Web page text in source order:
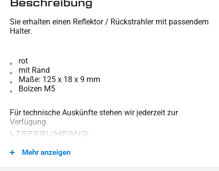
Sie erhalten einen Reflektor / Rückstrahler mit passendem
Halter.
rot
mit Rand
Maße: 125 x 18 x 9 mm
Bolzen M5
Für technische Auskünfte stehen wir jederzeit zur
Verfügung.
LIEFERUMFANG:
1x Reflektor / Rückstrahler
Mehr anzeigen